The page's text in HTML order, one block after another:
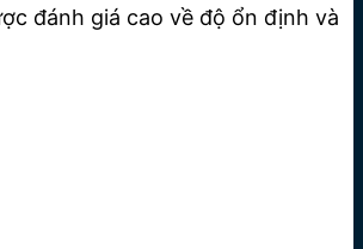
đánh giá cao về độ ổn định và